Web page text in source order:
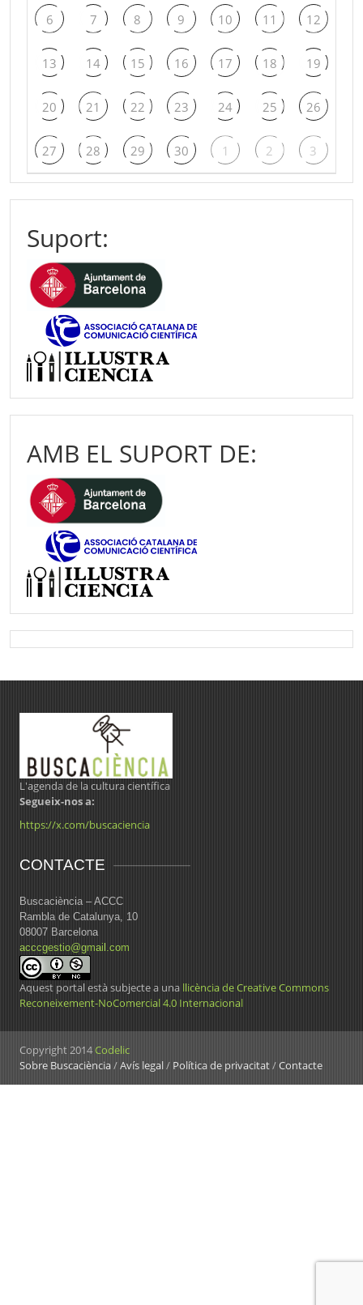
6 7 8 9 10 11 12
13 14 15 16 17 18 19
20 21 22 23 24 25 26
27 28 29 30 1 2 3
Suport:
AMB EL SUPORT DE:
L'agenda de la cultura científica
Segueix-nos a:
https://x.com/buscaciencia
CONTACTE
Buscaciència – ACCC
Rambla de Catalunya, 10
08007 Barcelona
acccgestio@gmail.com
Aquest portal està subjecte a una llicència de Creative Commons
Reconeixement-NoComercial 4.0 Internacional
Copyright 2014Codelic
Sobre Buscaciència/Avís legal/ Política de privacitat/Contacte